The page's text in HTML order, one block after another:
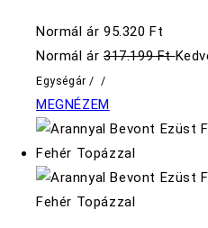
Normál ár 95.320 Ft
Normál ár 317.199 Ft
Egységár / /
MEGNÉZEM